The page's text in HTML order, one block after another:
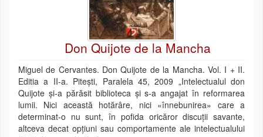
Don Quijote de la Mancha
Miguel de Cervantes. Don Quijote de la Mancha. Vol. I + II.
Editia a II-a. Piteşti, Paralela 45, 2009 „Intelectualul don
Quijote şi-a părăsit biblioteca şi s-a angajat în reformarea
lumii. Nici această hotărâre, nici «înnebunirea» care a
determinat-o nu sunt, în pofida oricăror discuţii savante,
altceva decat opţiuni sau comportamente ale intelectualului